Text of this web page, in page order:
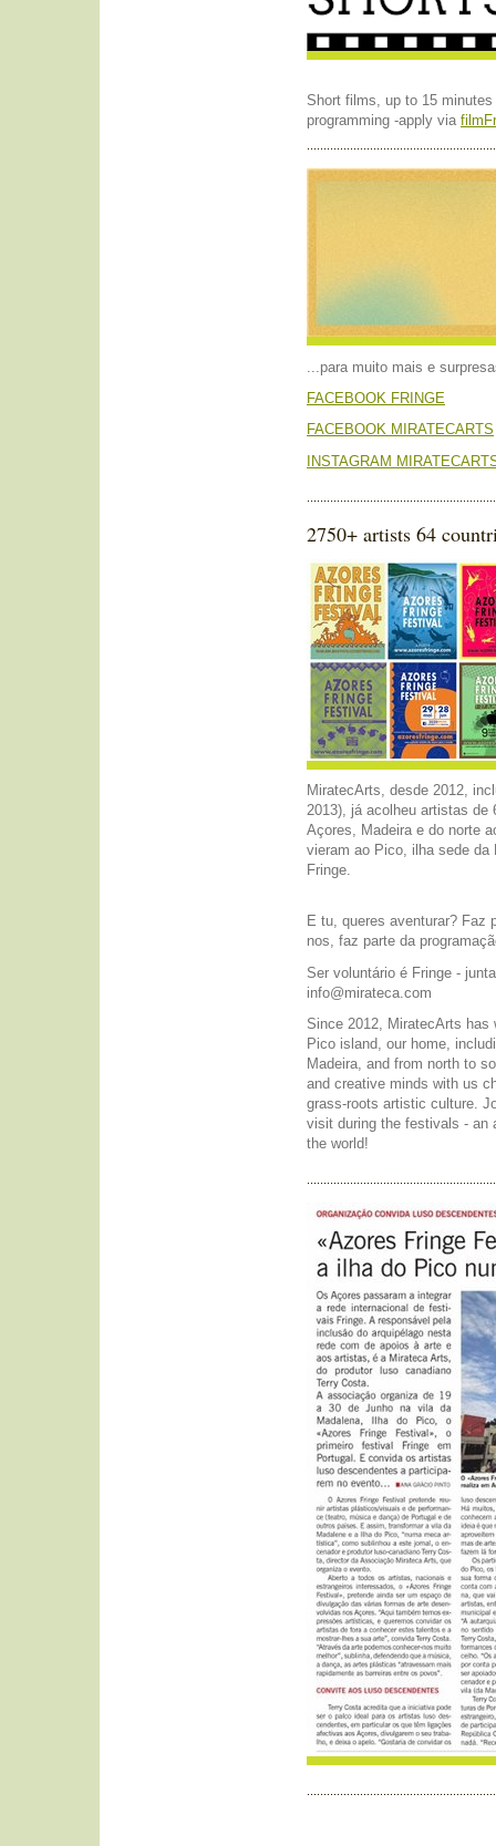
Short films, up to 15
programming -apply via
...para muito mais e
FACEBOOK FRINGE
FACEBOOK MIRATECARTS
INSTAGRAM
2750+ artists 64
MiratecArts, desde 2012,
2013), já acolheu artistas
Açores, Madeira e do norte
vieram ao Pico, ilha sede da
Fringe.
E tu, queres aventurar? Faz
nos, faz parte da
Ser voluntário é Fringe -
info@mirateca.com
Since 2012, MiratecArts
Pico island, our home,
Madeira, and from north to
and creative minds with us
grass-roots artistic culture.
visit during the festivals - an
the world!